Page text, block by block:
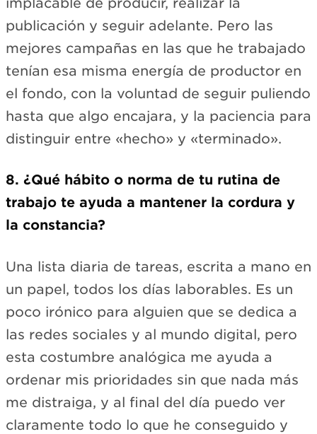
publicación y seguir adelante. Pero las
mejores campañas en las que he trabajado
tenían esa misma energía de productor en
el fondo, con la voluntad de seguir puliendo
hasta que algo encajara, y la paciencia para
distinguir entre «hecho» y «terminado».
8. ¿Qué hábito o norma de tu rutina de
trabajo te ayuda a mantener la cordura y
la constancia?
Una lista diaria de tareas, escrita a mano en
un papel, todos los días laborables. Es un
poco irónico para alguien que se dedica a
las redes sociales y al mundo digital, pero
esta costumbre analógica me ayuda a
ordenar mis prioridades sin que nada más
me distraiga, y al final del día puedo ver
claramente todo lo que he conseguido y